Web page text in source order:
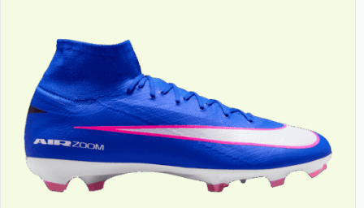
Varianten
Die
Optionen
können